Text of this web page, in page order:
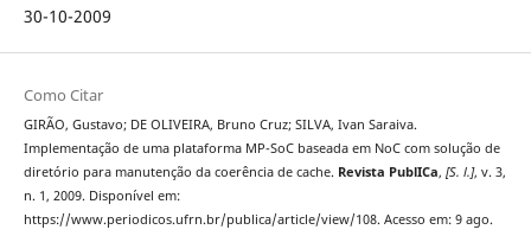
30-10-2009
Como Citar
GIRÃO, Gustavo; DE OLIVEIRA, Bruno Cruz; SILVA, Ivan Saraiva.
Implementação de uma plataforma MP-SoC baseada em NoC com solução de
diretório para manutenção da coerência de cache. Revista PublICa, [S. l.], v. 3,
n. 1, 2009. Disponível em:
https://www.periodicos.ufrn.br/publica/article/view/108. Acesso em: 9 ago.